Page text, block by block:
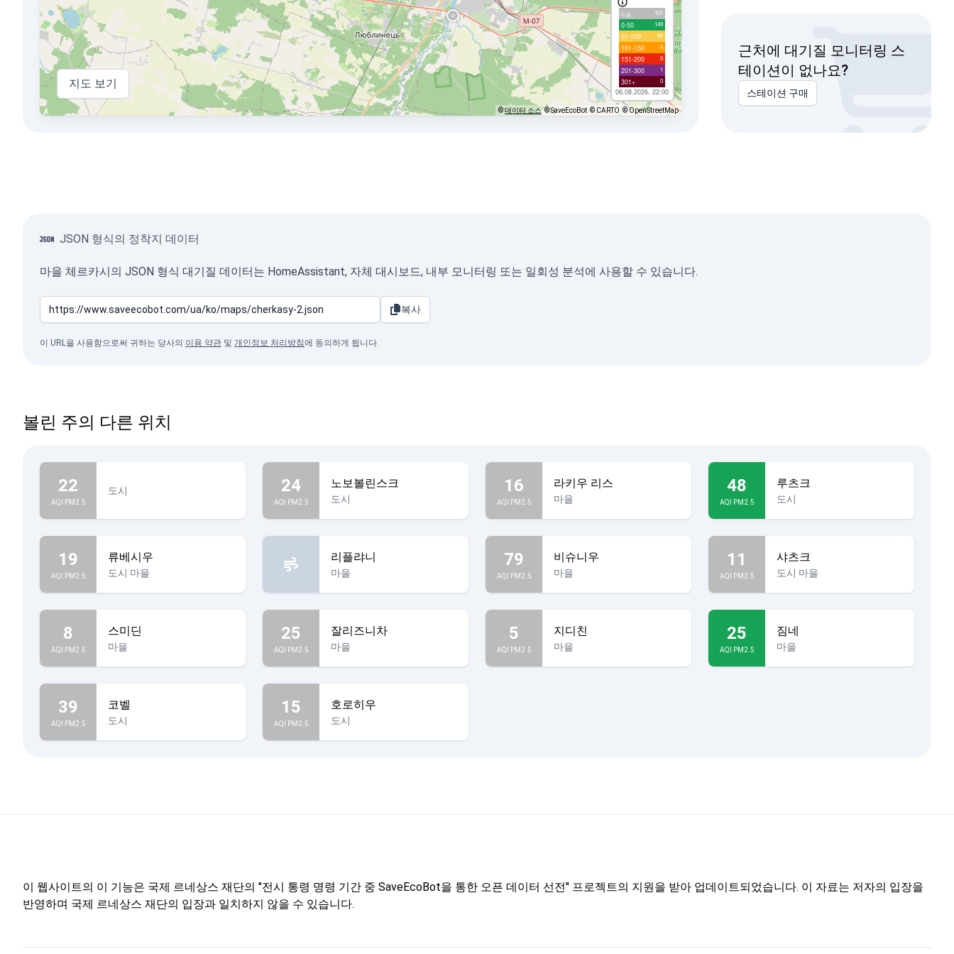
с/д 101
0-50 149
51-100 94
101-150 4
151-200 0
201-300 1
301+ 0
06.08.2026, 22:00
지도 보기
©데이터 소스 © SaveEcoBot © CARTO © OpenStreetMap
근처에 대기질 모니터링 스
테이션이 없나요?
스테이션 구매
JSON 형식의 정착지 데이터
마을 체르카시의 JSON 형식 대기질 데이터는 HomeAssistant, 자체 대시보드, 내부 모니터링 또는 일회성 분석에 사용할 수 있습니다.
복사
이 URL을 사용함으로써 귀하는 당사의 이용 약관 및 개인정보 처리방침에 동의하게 됩니다.
볼린 주의 다른 위치
22
AQI PM2.5
도시 24
AQI PM2.5
노보볼린스크
도시
16
AQI PM2.5
라키우 리스
마을
48
AQI PM2.5
루츠크
도시
19
AQI PM2.5
류베시우
도시 마을
리플랴니
마을
79
AQI PM2.5
비슈니우
마을
11
AQI PM2.5
샤츠크
도시 마을
8
AQI PM2.5
스미딘
마을
25
AQI PM2.5
잘리즈니차
마을
5
AQI PM2.5
지디친
마을
25
AQI PM2.5
짐네
마을
39
AQI PM2.5
코벨
도시
15
AQI PM2.5
호로히우
도시
이 웹사이트의 이 기능은 국제 르네상스 재단의 "전시 통령 명령 기간 중 SaveEcoBot을 통한 오픈 데이터 선전" 프로젝트의 지원을 받아 업데이트되었습니다. 이 자료는 저자의 입장을
반영하며 국제 르네상스 재단의 입장과 일치하지 않을 수 있습니다.